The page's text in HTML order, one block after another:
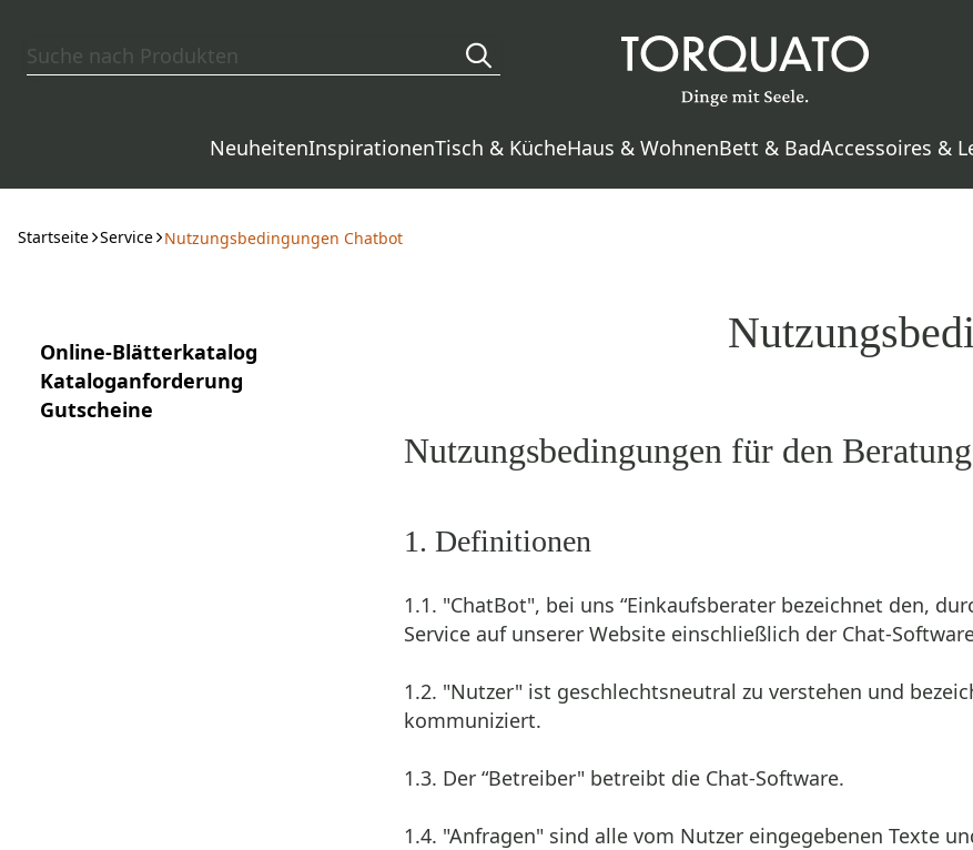
NeuheitenInspirationenTisch & KücheHaus & WohnenBett & BadAccessoires &
Startseite Service Nutzungsbedingungen Chatbot
Online‑Blätterkatalog
Kataloganforderung
Gutscheine
Nutzungsbedingungen für den
1. Definitionen
1.1. "ChatBot", bei uns “Einkaufsberater bezeichnet den,
Service auf unserer Website einschließlich der Chat-
1.2. "Nutzer" ist geschlechtsneutral zu verstehen und
kommuniziert.
1.3. Der “Betreiber" betreibt die Chat-Software.
1.4. "Anfragen" sind alle vom Nutzer eingegebenen Texte